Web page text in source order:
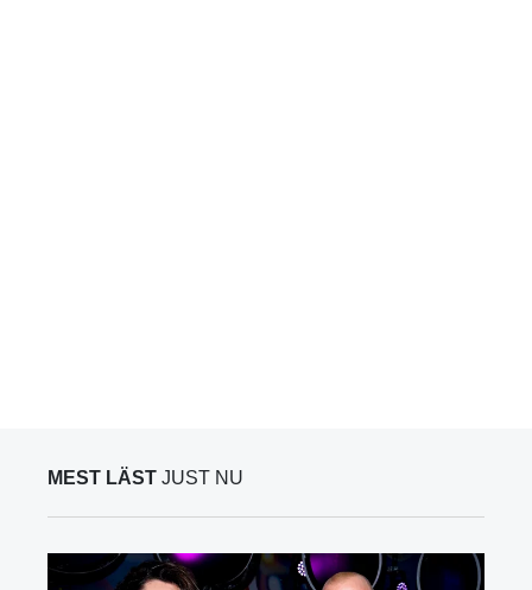
MEST LÄST JUST NU